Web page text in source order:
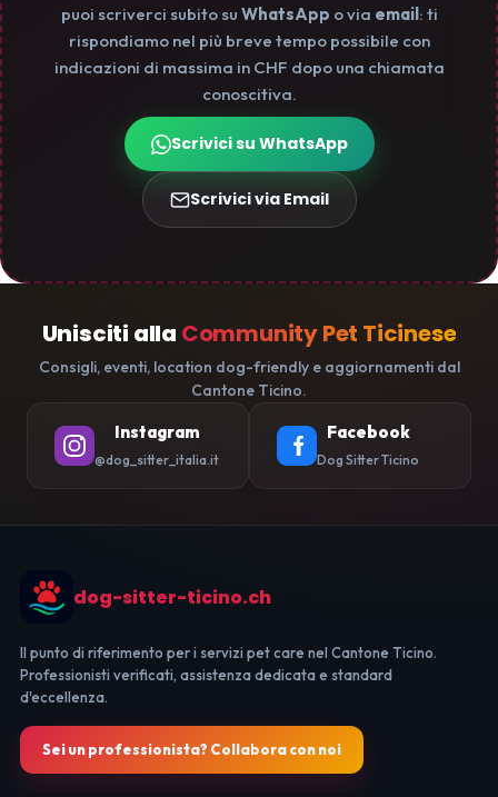
puoi scriverci subito su WhatsApp o via email: ti
rispondiamo nel più breve tempo possibile con
indicazioni di massima in CHF dopo una chiamata
conoscitiva.
Scrivici su WhatsApp
Scrivici via Email
Unisciti alla Community Pet Ticinese
Consigli, eventi, location dog-friendly e aggiornamenti dal
Cantone Ticino.
Instagram
@dog_sitter_italia.it
Facebook
Dog Sitter Ticino
dog-sitter-ticino.ch
Il punto di riferimento per i servizi pet care nel Cantone Ticino.
Professionisti verificati, assistenza dedicata e standard
d'eccellenza.
Sei un professionista? Collabora con noi